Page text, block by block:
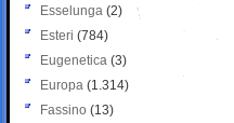
Esselunga (2)
Esteri (784)
Eugenetica (3)
Europa (1.314)
Fassino (13)